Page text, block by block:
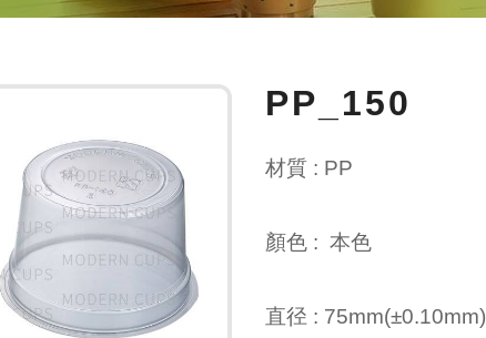
PP_150
材質 : PP
顏色 : 本色
直径 : 75mm(±0.10mm)